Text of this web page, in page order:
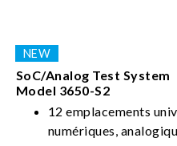
SoC/Analog Test System
Model 3650-S2
12 emplacements
numériques,